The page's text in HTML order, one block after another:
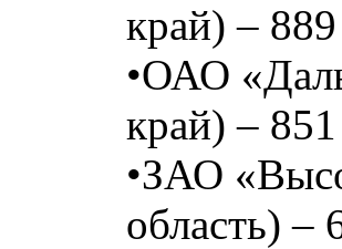
край) –
•ОАО
край) –
•ЗАО
область) –